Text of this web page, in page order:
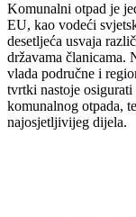
Komunalni otpad je
EU, kao vodeći
desetljeća usvaja
državama članicama.
vlada područne i
tvrtki nastoje
komunalnog otpada,
najosjetljivijeg dijela.